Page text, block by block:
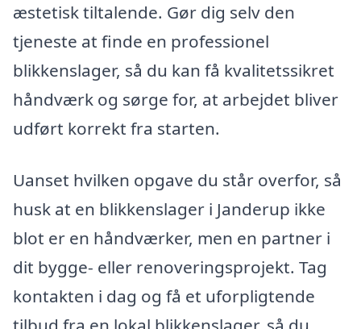
æstetisk tiltalende. Gør dig selv den
tjeneste at finde en professionel
blikkenslager, så du kan få kvalitetssikret
håndværk og sørge for, at arbejdet bliver
udført korrekt fra starten.
Uanset hvilken opgave du står overfor, så
husk at en blikkenslager i Janderup ikke
blot er en håndværker, men en partner i
dit bygge- eller renoveringsprojekt. Tag
kontakten i dag og få et uforpligtende